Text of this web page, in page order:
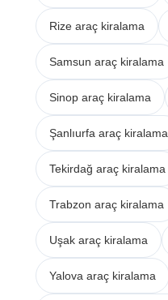
Rize araç kiralama
Samsun araç kiralama
Sinop araç kiralama
Şanlıurfa araç kiralama
Tekirdağ araç kiralama
Trabzon araç kiralama
Uşak araç kiralama
Yalova araç kiralama